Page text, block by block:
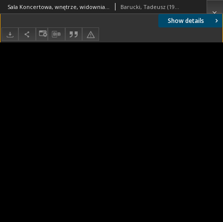
Show details
Sala Koncertowa, wnętrze, widownia, Turku, Finlandia Barucki, Tadeusz (1922- ). Fotograf